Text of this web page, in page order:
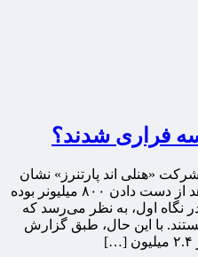
فراری شدند؟
«هنلی اند پارتنرز» نشان
داد که فرانسه در سال ۲۰۲۵، شاهد از دست دادن ۸۰۰ میلیونر بوده
نگاه اول، به نظر می‌رسد که
با این حال، طبق گزارش